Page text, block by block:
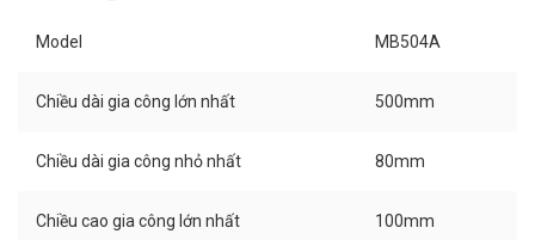
Model MB504A
Chiều dài gia công lớn nhất 500mm
Chiều dài gia công nhỏ nhất 80mm
Chiều cao gia công lớn nhất 100mm